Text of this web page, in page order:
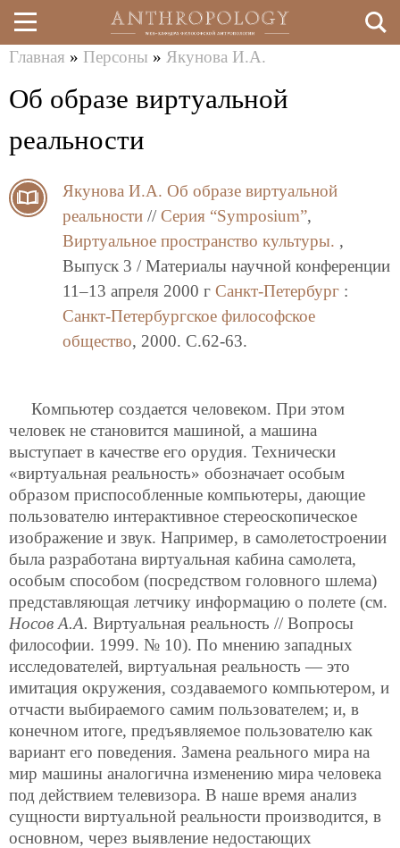
Перейти
к
здесь
Главная » Персоны » Якунова И.А.
Об образе виртуальной
реальности
Якунова И.А. Об образе виртуальной
реальности // Серия “Symposium”,
Виртуальное пространство культуры. ,
Выпуск 3 / Материалы научной конференции
11–13 апреля 2000 г Санкт-Петербург :
Санкт-Петербургское философское
общество, 2000. C.62-63.
Компьютер создается человеком. При этом
человек не становится машиной, а машина
выступает в качестве его орудия. Технически
«виртуальная реальность» обозначает особым
образом приспособленные компьютеры, дающие
пользователю интерактивное стереоскопическое
изображение и звук. Например, в самолетостроении
была разработана виртуальная кабина самолета,
особым способом (посредством головного шлема)
представляющая летчику информацию о полете (см.
Носов А.А. Виртуальная реальность // Вопросы
философии. 1999. № 10). По мнению западных
исследователей, виртуальная реальность — это
имитация окружения, создаваемого компьютером, и
отчасти выбираемого самим пользователем; и, в
конечном итоге, предъявляемое пользователю как
вариант его поведения. Замена реального мира на
мир машины аналогична изменению мира человека
под действием телевизора. В наше время анализ
сущности виртуальной реальности производится, в
основном, через выявление недостающих